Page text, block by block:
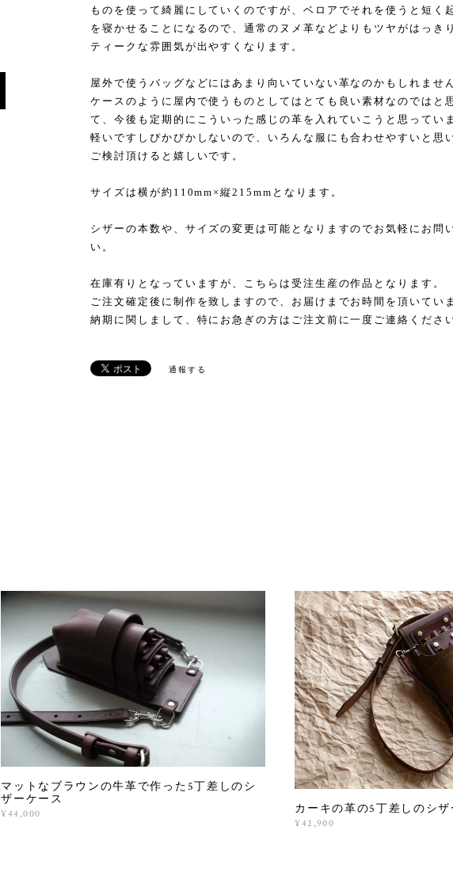
ものを使って綺麗にしていくのですが、ベロアでそれを使うと短く
を寝かせることになるので、通常のヌメ革などよりもツヤがはっき
ティークな雰囲気が出やすくなります。
屋外で使うバッグなどにはあまり向いていない革なのかもしれませ
ケースのように屋内で使うものとしてはとても良い素材なのではと
て、今後も定期的にこういった感じの革を入れていこうと思ってい
軽いですしぴかぴかしないので、いろんな服にも合わせやすいと思
ご検討頂けると嬉しいです。
サイズは横が約110mm×縦215mmとなります。
シザーの本数や、サイズの変更は可能となりますのでお気軽にお問
い。
在庫有りとなっていますが、こちらは受注生産の作品となります。
ご注文確定後に制作を致しますので、お届けまでお時間を頂いてい
納期に関しまして、特にお急ぎの方はご注文前に一度ご連絡ください
通報する
マットなブラウンの牛革で作った5丁差しのシ
ザーケース
¥44,000 カーキの革の5丁差しのシザ
¥42,900